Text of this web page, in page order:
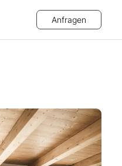
Anfragen